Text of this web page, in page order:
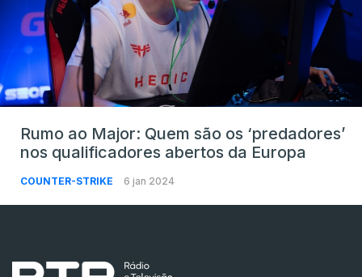
Rumo ao Major: Quem são os ‘predadores’
nos qualificadores abertos da Europa
COUNTER-STRIKE 6 jan 2024